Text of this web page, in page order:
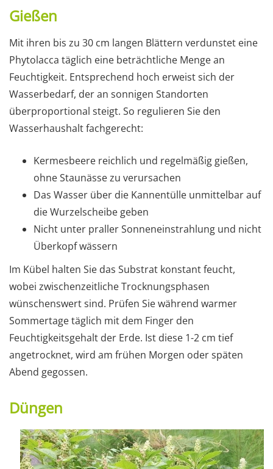
Gießen
Mit ihren bis zu 30 cm langen Blättern verdunstet eine
Phytolacca täglich eine beträchtliche Menge an
Feuchtigkeit. Entsprechend hoch erweist sich der
Wasserbedarf, der an sonnigen Standorten
überproportional steigt. So regulieren Sie den
Wasserhaushalt fachgerecht:
Kermesbeere reichlich und regelmäßig gießen,
ohne Staunässe zu verursachen
Das Wasser über die Kannentülle unmittelbar auf
die Wurzelscheibe geben
Nicht unter praller Sonneneinstrahlung und nicht
Überkopf wässern
Im Kübel halten Sie das Substrat konstant feucht,
wobei zwischenzeitliche Trocknungsphasen
wünschenswert sind. Prüfen Sie während warmer
Sommertage täglich mit dem Finger den
Feuchtigkeitsgehalt der Erde. Ist diese 1-2 cm tief
angetrocknet, wird am frühen Morgen oder späten
Abend gegossen.
Düngen